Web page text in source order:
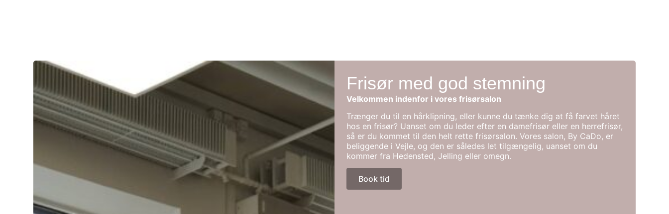
Frisør med god stemning
Velkommen indenfor i vores frisørsalon
Trænger du til en hårklipning, eller kunne du tænke dig at få farvet håret
hos en frisør? Uanset om du leder efter en damefrisør eller en herrefrisør,
så er du kommet til den helt rette frisørsalon. Vores salon, By CaDo, er
beliggende i Vejle, og den er således let tilgængelig, uanset om du
kommer fra Hedensted, Jelling eller omegn.
Book tid